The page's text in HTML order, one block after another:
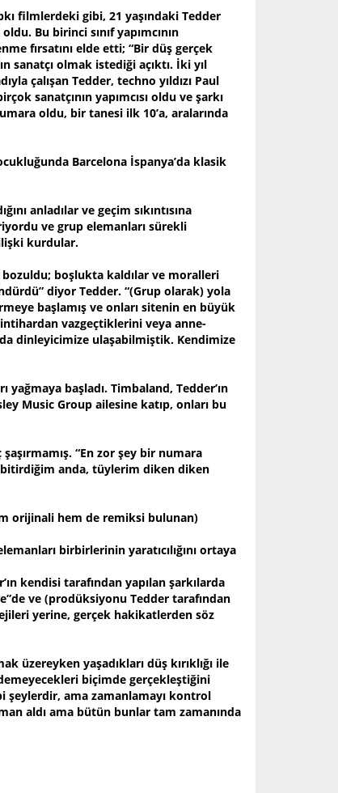
filmlerdeki gibi, 21 yaşındaki Tedder
Bu birinci sınıf yapımcının
fırsatını elde etti; “Bir düş gerçek
sanatçı olmak istediği açıktı. İki yıl
çalışan Tedder, techno yıldızı Paul
sanatçının yapımcısı oldu ve şarkı
oldu, bir tanesi ilk 10’a, aralarında
Barcelona İspanya’da klasik
anladılar ve geçim sıkıntısına
ve grup elemanları sürekli
kurdular.
boşlukta kaldılar ve moralleri
diyor Tedder. “(Grup olarak) yola
başlamış ve onları sitenin en büyük
vazgeçtiklerini veya anne-
dinleyicimize ulaşabilmiştik. Kendimize
yağmaya başladı. Timbaland, Tedder’ın
Music Group ailesine katıp, onları bu
“En zor şey bir numara
bitirdiğim anda, tüylerim diken diken
orijinali hem de remiksi bulunan)
birbirlerinin yaratıcılığını ortaya
kendisi tarafından yapılan şarkılarda
ve (prodüksiyonu Tedder tarafından
yerine, gerçek hakikatlerden söz
üzereyken yaşadıkları düş kırıklığı ile
biçimde gerçekleştiğini
şeylerdir, ama zamanlamayı kontrol
aldı ama bütün bunlar tam zamanında